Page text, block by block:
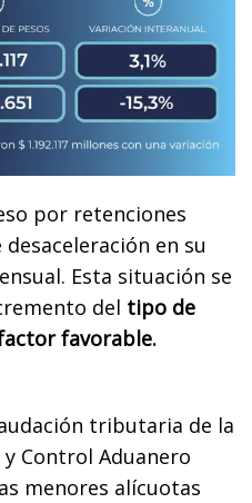
por retenciones
en su
Esta situación se
del tipo de
favorable.
tributaria de la
y Control Aduanero
menores alícuotas